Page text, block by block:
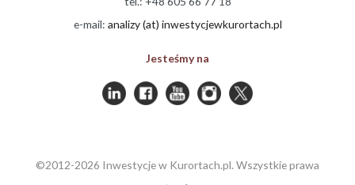
e-mail: analizy (at) inwestycjewkurortach.pl
Jesteśmy na
©2012-2026 Inwestycje w Kurortach.pl. Wszystkie prawa